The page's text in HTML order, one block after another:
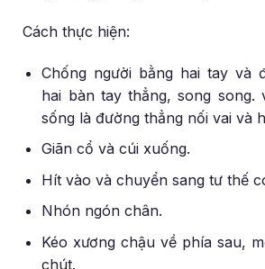
Cách thực hiện:
Chống người bằng hai tay và
hai bàn tay thẳng, song song.
sống là đường thẳng nối vai và
Giãn cổ và cúi xuống.
Hít vào và chuyển sang tư thế
Nhón ngón chân.
Kéo xương chậu về phía sau,
chút.